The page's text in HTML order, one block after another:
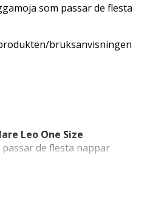
som passar de flesta
bruksanvisningen
Leo One Size
de flesta nappar
är en
Den är utformad för att
och minska risken för att den